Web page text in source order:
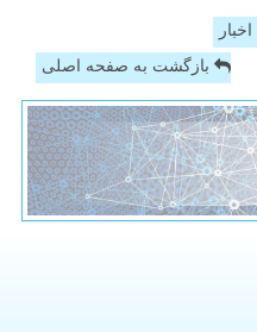
بازگشت به صفحه اصلی